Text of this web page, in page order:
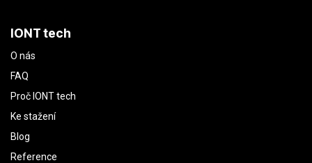
IONT tech
O nás
FAQ
Proč IONT tech
Ke stažení
Blog
Reference